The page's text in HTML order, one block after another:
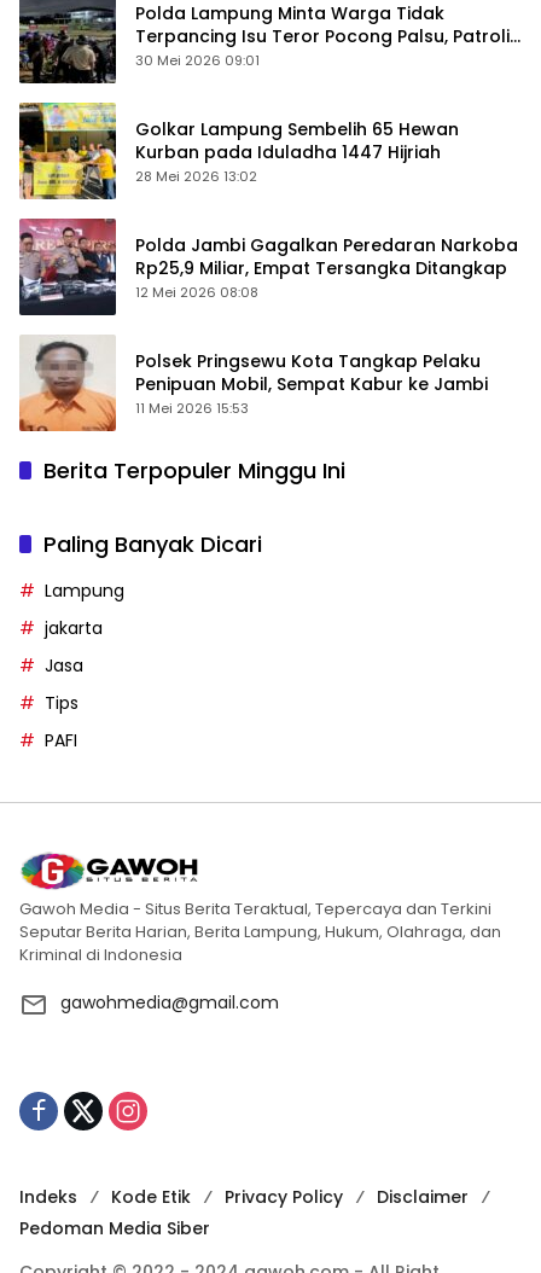
Polda Lampung Minta Warga Tidak
Terpancing Isu Teror Pocong Palsu, Patroli
Keamanan Ditingkatkan
30 Mei 2026 09:01
Golkar Lampung Sembelih 65 Hewan
Kurban pada Iduladha 1447 Hijriah
28 Mei 2026 13:02
Polda Jambi Gagalkan Peredaran Narkoba
Rp25,9 Miliar, Empat Tersangka Ditangkap
12 Mei 2026 08:08
Polsek Pringsewu Kota Tangkap Pelaku
Penipuan Mobil, Sempat Kabur ke Jambi
11 Mei 2026 15:53
Berita Terpopuler Minggu Ini
Paling Banyak Dicari
Lampung
jakarta
Jasa
Tips
PAFI
Gawoh Media - Situs Berita Teraktual, Tepercaya dan Terkini
Seputar Berita Harian, Berita Lampung, Hukum, Olahraga, dan
Kriminal di Indonesia
gawohmedia@gmail.com
Indeks Kode Etik Privacy Policy
Disclaimer
Pedoman Media Siber